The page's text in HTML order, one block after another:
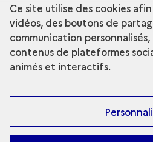
Ce site utilise des cookies
vidéos, des boutons de
communication
contenus de plateformes
animés et interactifs.